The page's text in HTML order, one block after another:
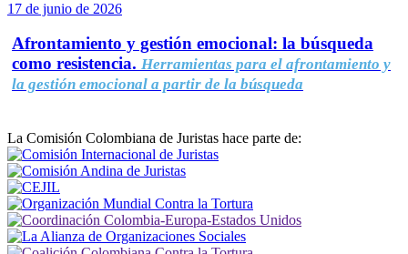
17 de junio de 2026
Afrontamiento y gestión emocional: la búsqueda
como resistencia. Herramientas para el afrontamiento y
la gestión emocional a partir de la búsqueda
La Comisión Colombiana de Juristas hace parte de: